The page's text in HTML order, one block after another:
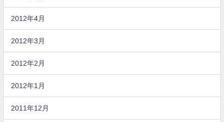
2012年4月
2012年3月
2012年2月
2012年1月
2011年12月